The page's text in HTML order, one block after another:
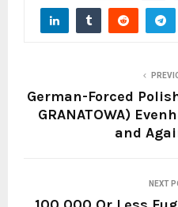
German-Forced
GRANATOWA)
and
NEXT